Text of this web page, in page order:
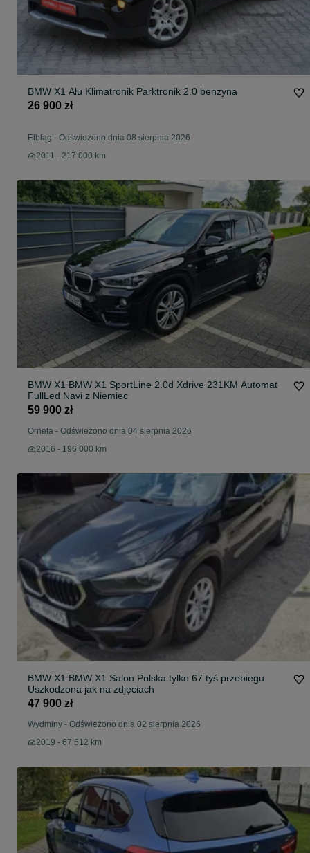
BMW X1 Alu Klimatronik Parktronik 2.0 benzyna
26 900 zł
Elbląg - Odświeżono dnia 08 sierpnia 2026
2011 - 217 000 km
BMW X1 BMW X1 SportLine 2.0d Xdrive 231KM Automat
FullLed Navi z Niemiec
59 900 zł
Orneta - Odświeżono dnia 04 sierpnia 2026
2016 - 196 000 km
BMW X1 BMW X1 Salon Polska tylko 67 tyś przebiegu
Uszkodzona jak na zdjęciach
47 900 zł
Wydminy - Odświeżono dnia 02 sierpnia 2026
2019 - 67 512 km